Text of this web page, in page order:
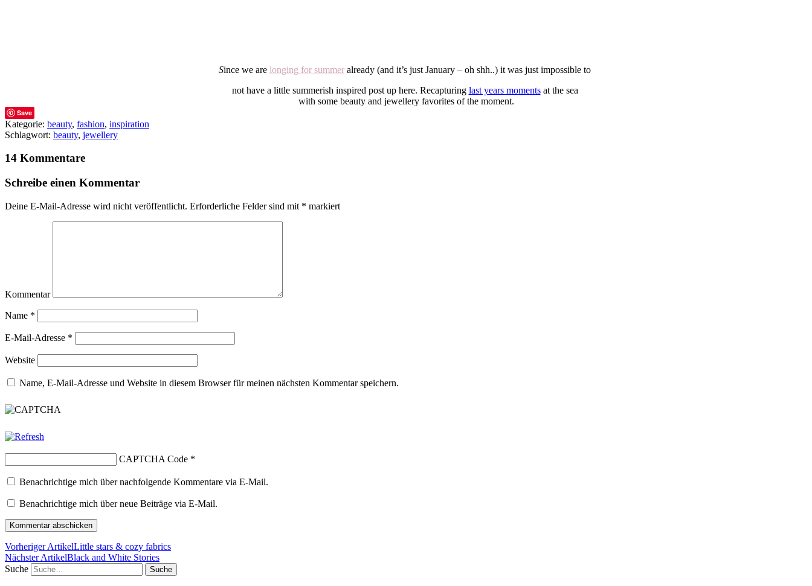
Since we are longing for summer already (and it’s just January – oh shh..) it was just impossible to
not have a little summerish inspired post up here. Recapturing last years momentsat the sea
with some beauty and jewellery favorites of the moment.
Save
Kategorie: beauty, fashion, inspiration
Schlagwort: beauty, jewellery
14 Kommentare
Schreibe einen Kommentar
Deine E-Mail-Adresse wird nicht veröffentlicht. Erforderliche Felder sind mit * markiert
Kommentar
Name *
E-Mail-Adresse *
Website
Name, E-Mail-Adresse und Website in diesem Browser für meinen nächsten Kommentar speichern.
CAPTCHA Code *
Benachrichtige mich über nachfolgende Kommentare via E-Mail.
Benachrichtige mich über neue Beiträge via E-Mail.
Vorheriger ArtikelLittle stars & cozy fabrics
Nächster ArtikelBlack and White Stories
Suche